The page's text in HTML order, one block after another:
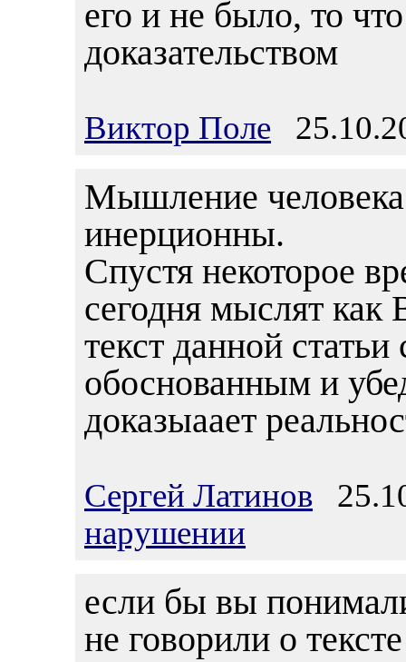
его и не было, то
доказательством
Виктор Поле
Мышление человека
инерционны.
Спустя некоторое
сегодня мыслят
текст данной
обоснованным и
доказыаает
Сергей Латинов
нарушении
если бы вы
не говорили о тексте